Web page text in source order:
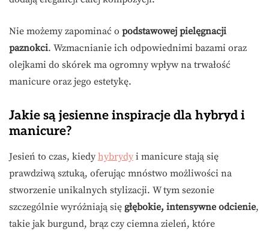
Nie możemy zapominać o podstawowej pielęgnacji
paznokci. Wzmacnianie ich odpowiednimi bazami oraz
olejkami do skórek ma ogromny wpływ na trwałość
manicure oraz jego estetykę.
Jakie są jesienne inspiracje dla hybryd i
manicure?
Jesień to czas, kiedy hybrydy i manicure stają się
prawdziwą sztuką, oferując mnóstwo możliwości na
stworzenie unikalnych stylizacji. W tym sezonie
szczególnie wyróżniają się głębokie, intensywne odcienie,
takie jak burgund, brąz czy ciemna zieleń, które